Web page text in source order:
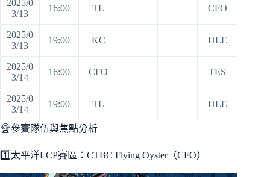
2025/0
3/13
16:00 TL CFO
2025/0
3/13
19:00 KC HLE
2025/0
3/14
16:00 CFO TES
2025/0
3/14
19:00 TL HLE
🏆參賽隊伍與焦點分析
1️⃣太平洋LCP賽區：CTBC Flying Oyster（CFO）